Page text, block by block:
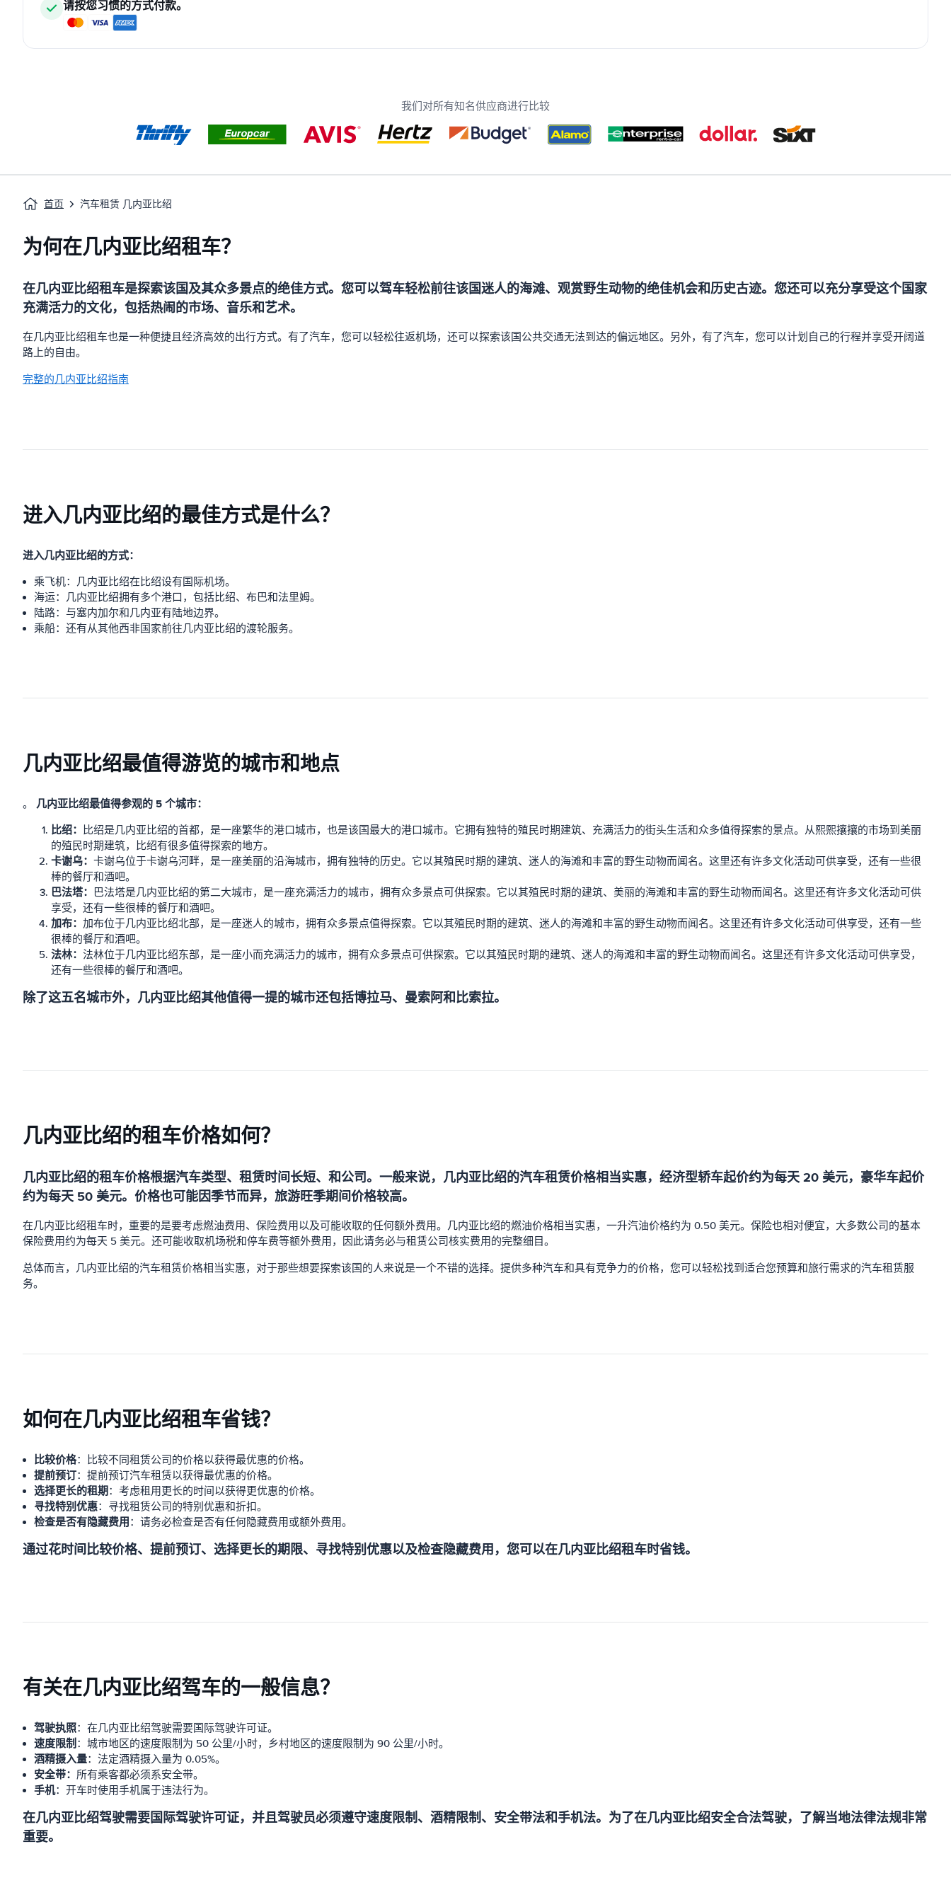
请按您习惯的方式付款。
我们对所有知名供应商进行比较
首页 汽车租赁 几内亚比绍
为何在几内亚比绍租车？
在几内亚比绍租车是探索该国及其众多景点的绝佳方式。您可以驾车轻松前往该国迷人的海滩、观赏野生动物的绝佳机会和历史古迹。您还可以充分享受这个国家
充满活力的文化，包括热闹的市场、音乐和艺术。
在几内亚比绍租车也是一种便捷且经济高效的出行方式。有了汽车，您可以轻松往返机场，还可以探索该国公共交通无法到达的偏远地区。另外，有了汽车，您可以计划自己的行程并享受开阔道
路上的自由。
完整的几内亚比绍指南
进入几内亚比绍的最佳方式是什么？
进入几内亚比绍的方式：
乘飞机：几内亚比绍在比绍设有国际机场。
海运：几内亚比绍拥有多个港口，包括比绍、布巴和法里姆。
陆路：与塞内加尔和几内亚有陆地边界。
乘船：还有从其他西非国家前往几内亚比绍的渡轮服务。
几内亚比绍最值得游览的城市和地点
。 几内亚比绍最值得参观的 5 个城市：
比绍：
比绍是几内亚比绍的首都，是一座繁华的港口城市，也是该国最大的港口城市。它拥有独特的殖民时期建筑、充满活力的街头生活和众多值得探索的景点。从熙熙攘攘的市场到美丽
的殖民时期建筑，比绍有很多值得探索的地方。
卡谢乌： 卡谢乌位于卡谢乌河畔，是一座美丽的沿海城市，拥有独特的历史。它以其殖民时期的建筑、迷人的海滩和丰富的野生动物而闻名。这里还有许多文化活动可供享受，还有一些很
棒的餐厅和酒吧。
巴法塔：
巴法塔是几内亚比绍的第二大城市，是一座充满活力的城市，拥有众多景点可供探索。它以其殖民时期的建筑、美丽的海滩和丰富的野生动物而闻名。这里还有许多文化活动可供
享受，还有一些很棒的餐厅和酒吧。
加布： 加布位于几内亚比绍北部，是一座迷人的城市，拥有众多景点值得探索。它以其殖民时期的建筑、迷人的海滩和丰富的野生动物而闻名。这里还有许多文化活动可供享受，还有一些
很棒的餐厅和酒吧。
法林： 法林位于几内亚比绍东部，是一座小而充满活力的城市，拥有众多景点可供探索。它以其殖民时期的建筑、迷人的海滩和丰富的野生动物而闻名。这里还有许多文化活动可供享受，
还有一些很棒的餐厅和酒吧。
除了这五名城市外，几内亚比绍其他值得一提的城市还包括博拉马、曼索阿和比索拉。
几内亚比绍的租车价格如何？
几内亚比绍的租车价格根据汽车类型、租赁时间长短、和公司。一般来说，几内亚比绍的汽车租赁价格相当实惠，经济型轿车起价约为每天 20 美元，豪华车起价
约为每天 50 美元。价格也可能因季节而异，旅游旺季期间价格较高。
在几内亚比绍租车时，重要的是要考虑燃油费用、保险费用以及可能收取的任何额外费用。几内亚比绍的燃油价格相当实惠，一升汽油价格约为 0.50 美元。保险也相对便宜，大多数公司的基本
保险费用约为每天 5 美元。还可能收取机场税和停车费等额外费用，因此请务必与租赁公司核实费用的完整细目。
总体而言，几内亚比绍的汽车租赁价格相当实惠，对于那些想要探索该国的人来说是一个不错的选择。提供多种汽车和具有竞争力的价格，您可以轻松找到适合您预算和旅行需求的汽车租赁服
务。
如何在几内亚比绍租车省钱？
比较价格：比较不同租赁公司的价格以获得最优惠的价格。
提前预订：提前预订汽车租赁以获得最优惠的价格。
选择更长的租期：考虑租用更长的时间以获得更优惠的价格。
寻找特别优惠：寻找租赁公司的特别优惠和折扣。
检查是否有隐藏费用：请务必检查是否有任何隐藏费用或额外费用。
通过花时间比较价格、提前预订、选择更长的期限、寻找特别优惠以及检查隐藏费用，您可以在几内亚比绍租车时省钱。
有关在几内亚比绍驾车的一般信息？
驾驶执照：在几内亚比绍驾驶需要国际驾驶许可证。
速度限制 ：城市地区的速度限制为 50 公里/小时，乡村地区的速度限制为 90 公里/小时。
酒精摄入量：法定酒精摄入量为 0.05%。
安全带： 所有乘客都必须系安全带。
手机：开车时使用手机属于违法行为。
在几内亚比绍驾驶需要国际驾驶许可证，并且驾驶员必须遵守速度限制、酒精限制、安全带法和手机法。为了在几内亚比绍安全合法驾驶，了解当地法律法规非常
重要。